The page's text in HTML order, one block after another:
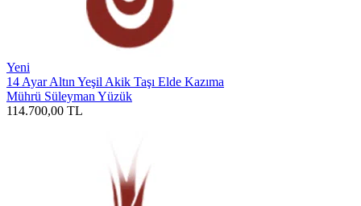
Yeni
14 Ayar Altın Yeşil Akik Taşı Elde Kazıma
Mührü Süleyman Yüzük
114.700,00 TL